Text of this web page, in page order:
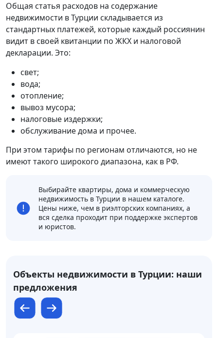
Общая статья расходов на содержание
недвижимости в Турции складывается из
стандартных платежей, которые каждый россиянин
видит в своей квитанции по ЖКХ и налоговой
декларации. Это:
свет;
вода;
отопление;
вывоз мусора;
налоговые издержки;
обслуживание дома и прочее.
При этом тарифы по регионам отличаются, но не
имеют такого широкого диапазона, как в РФ.
Выбирайте квартиры, дома и коммерческую
недвижимость в Турции в нашем каталоге.
Цены ниже, чем в риэлторских компаниях, а
вся сделка проходит при поддержке экспертов
и юристов.
Объекты недвижимости в Турции: наши
предложения